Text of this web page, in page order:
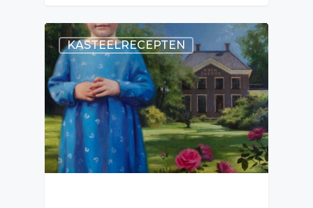
KASTEELRECEPTEN